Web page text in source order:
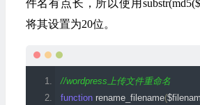
件名有点长，所以使用
将其设置为20位。
//wordpress上传文件重命名
function rename_filename(